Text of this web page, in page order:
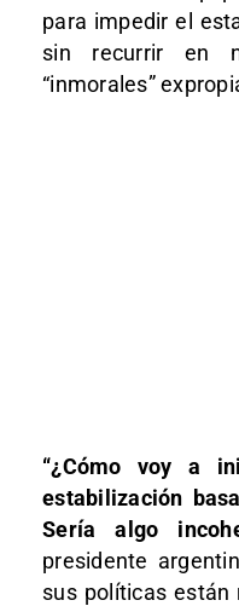
para impedir el
sin recurrir en
“inmorales”
“¿Cómo voy a
estabilización
Sería algo
presidente
sus políticas están